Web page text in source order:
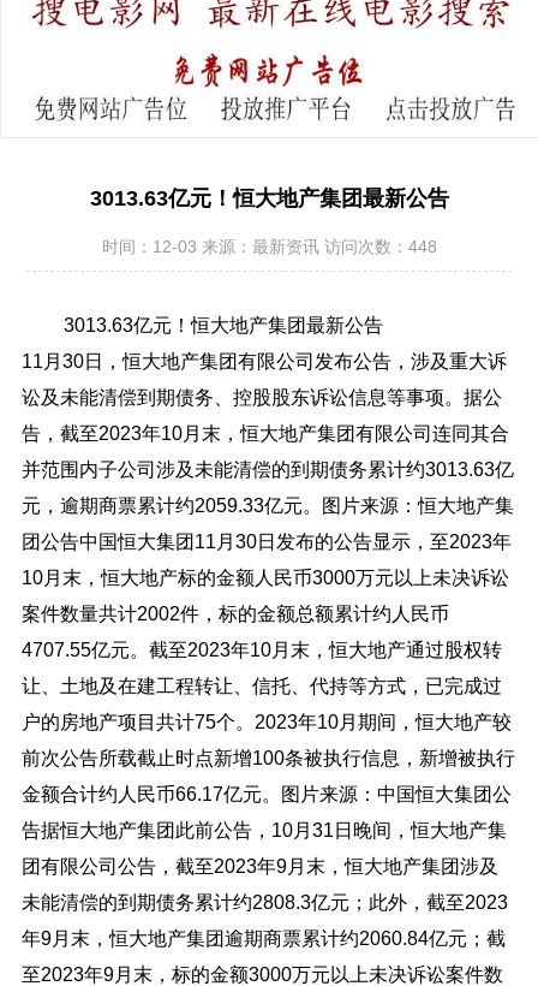
3013.63亿元！恒大地产集团最新公告
时间：12-03 来源： 最新资讯 访问次数：448
3013.63亿元！恒大地产集团最新公告
11月30日，恒大地产集团有限公司发布公告，涉及重大诉
讼及未能清偿到期债务、控股股东诉讼信息等事项。据公
告，截至2023年10月末，恒大地产集团有限公司连同其合
并范围内子公司涉及未能清偿的到期债务累计约3013.63亿
元，逾期商票累计约2059.33亿元。图片来源：恒大地产集
团公告中国恒大集团11月30日发布的公告显示，至2023年
10月末，恒大地产标的金额人民币3000万元以上未决诉讼
案件数量共计2002件，标的金额总额累计约人民币
4707.55亿元。截至2023年10月末，恒大地产通过股权转
让、土地及在建工程转让、信托、代持等方式，已完成过
户的房地产项目共计75个。2023年10月期间，恒大地产较
前次公告所载截止时点新增100条被执行信息，新增被执行
金额合计约人民币66.17亿元。图片来源：中国恒大集团公
告据恒大地产集团此前公告，10月31日晚间，恒大地产集
团有限公司公告，截至2023年9月末，恒大地产集团涉及
未能清偿的到期债务累计约2808.3亿元；此外，截至2023
年9月末，恒大地产集团逾期商票累计约2060.84亿元；截
至2023年9月末，标的金额3000万元以上未决诉讼案件数